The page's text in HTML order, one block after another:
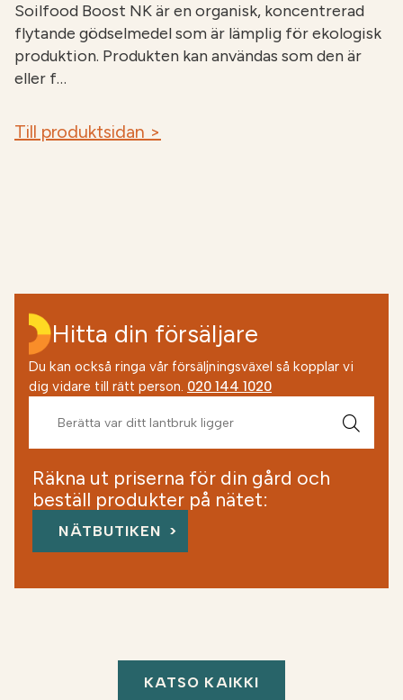
Soilfood Boost NK är en organisk, koncentrerad
flytande gödselmedel som är lämplig för ekologisk
produktion. Produkten kan användas som den är
eller f…
Till produktsidan >
Hitta din försäljare
Du kan också ringa vår försäljningsväxel så kopplar vi
dig vidare till rätt person. 020 144 1020
Räkna ut priserna för din gård och
beställ produkter på nätet:
NÄTBUTIKEN
KATSO KAIKKI